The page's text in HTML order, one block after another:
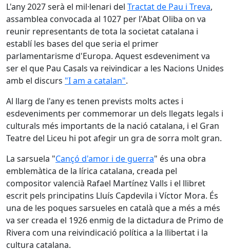
L'any 2027 serà el mil·lenari del Tractat de Pau i Treva,
assamblea convocada al 1027 per l'Abat Oliba on va
reunir representants de tota la societat catalana i
establí les bases del que seria el primer
parlamentarisme d'Europa. Aquest esdeveniment va
ser el que Pau Casals va reivindicar a les Nacions Unides
amb el discurs "I am a catalan".
Al llarg de l'any es tenen prevists molts actes i
esdeveniments per commemorar un dels llegats legals i
culturals més importants de la nació catalana, i el Gran
Teatre del Liceu hi pot afegir un gra de sorra molt gran.
La sarsuela "Cançó d'amor i de guerra" és una obra
emblemàtica de la lírica catalana, creada pel
compositor valencià Rafael Martínez Valls i el llibret
escrit pels principatins Lluís Capdevila i Víctor Mora. És
una de les poques sarsueles en català que a més a més
va ser creada el 1926 enmig de la dictadura de Primo de
Rivera com una reivindicació política a la llibertat i la
cultura catalana.